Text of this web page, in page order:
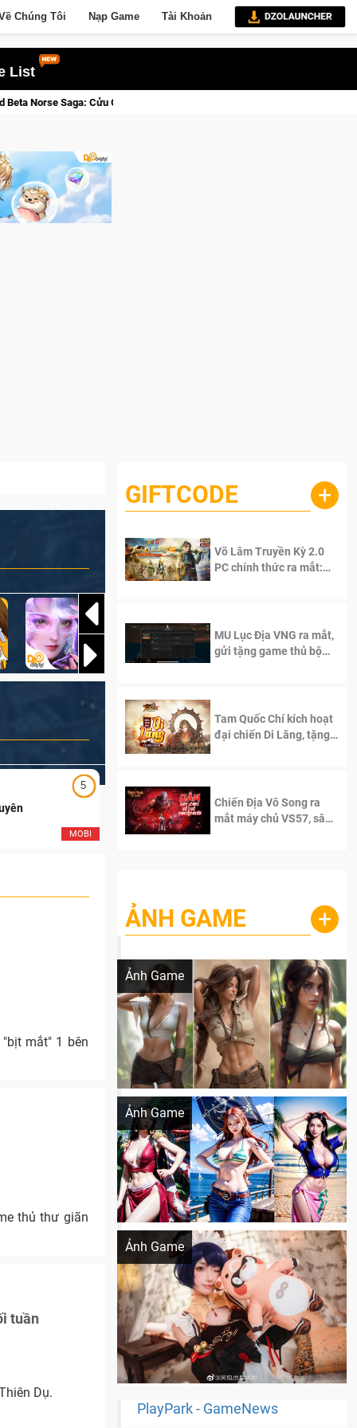
Chúng Tôi Nạp Game Tài Khoản
List
Săn DJI Osmo Pocket 3 Ngay Hôm Nay
5
MOBI
Ngạo Thiên Mobile
mắt" 1 bên
thủ thư giãn
tuần
Dụ.
GIFTCODE +
Võ Lâm Truyền Kỳ 2.0
PC chính thức ra mắt:
MU Lục Địa VNG ra mắt,
gửi tặng game thủ bộ
Tam Quốc Chí kích hoạt
đại chiến Di Lăng, tặng
Chiến Địa Vô Song ra
mắt máy chủ VS57, sân
ẢNH GAME +
Ảnh Game
Lala Croft vừa nóng vừa xinh dưới nét vẽ
Ảnh Game
Khi AI Cosplay gái đẹp One Piece
Ảnh Game
Cosplay Xiangling siêu cute
PlayPark - GameNews